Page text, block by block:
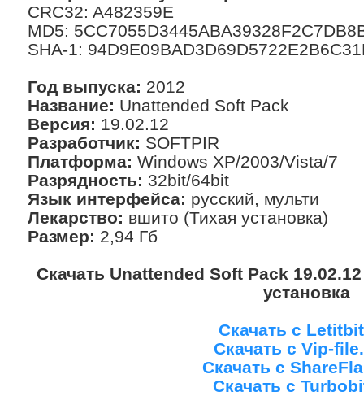
CRC32: A482359E
MD5:
SHA-1:
Год выпуска: 2012
Название: Unattended Soft Pack
Версия: 19.02.12
Разработчик: SOFTPIR
Платформа: Windows XP/2003/Vista/7
Разрядность: 32bit/64bit
Язык интерфейса: русский, мульти
Лекарство: вшито (Тихая установка)
Размер: 2,94 Гб
Скачать Unattended Soft Pack
установка
Скачать с
Скачать с Vip-
Скачать с
Скачать с